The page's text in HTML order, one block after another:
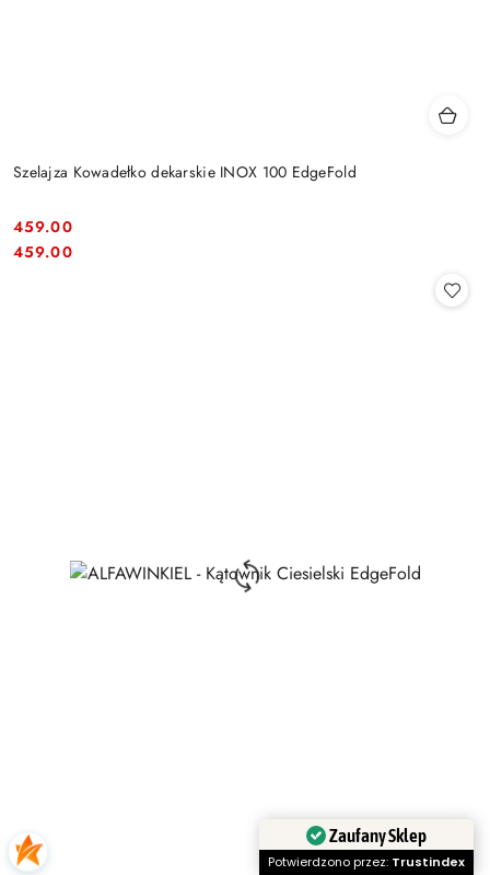
Szelajza Kowadełko dekarskie INOX 100 EdgeFold
Cena:
459.00
Cena:
459.00
Zaufany Sklep
Potwierdzono przez: Trustindex